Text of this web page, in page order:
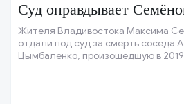
Суд оправдывает
Жителя Владивостока Максима
отдали под суд за смерть соседа
Цымбаленко, произошедшую в 2019